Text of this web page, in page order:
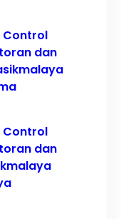
Control
dan
Control
dan